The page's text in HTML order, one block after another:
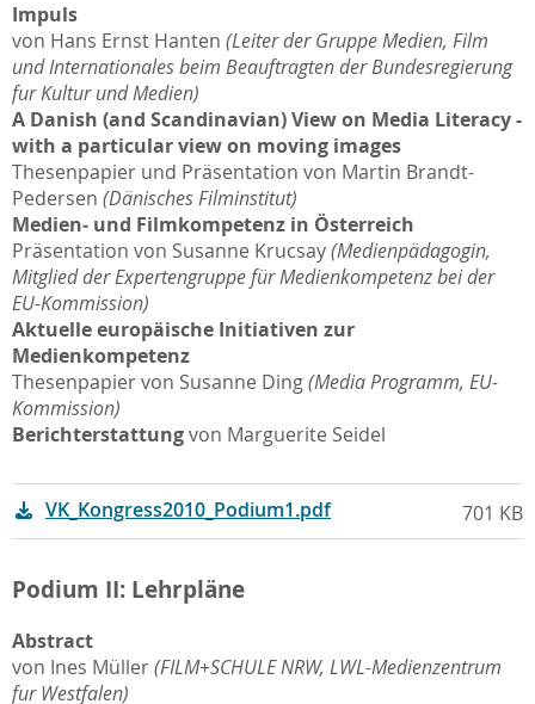
Impuls
von Hans Ernst Hanten (Leiter der Gruppe Medien, Film
und Internationales beim Beauftragten der Bundesregierung
fur Kultur und Medien)
A Danish (and Scandinavian) View on Media Literacy -
with a particular view on moving images
Thesenpapier und Präsentation von Martin Brandt-
Pedersen (Dänisches Filminstitut)
Medien‐ und Filmkompetenz in Österreich
Präsentation von Susanne Krucsay(Medienpädagogin,
Mitglied der Expertengruppe für Medienkompetenz bei der
EU-Kommission)
Aktuelle europäische Initiativen zur
Medienkompetenz
Thesenpapier von Susanne Ding(Media Programm, EU-
Kommission)
Berichterstattungvon Marguerite Seidel
VK_Kongress2010_Podium1.pdf 701 KB
Podium II: Lehrpläne
Abstract
von Ines Müller(FILM+SCHULE NRW, LWL-Medienzentrum
fur Westfalen)